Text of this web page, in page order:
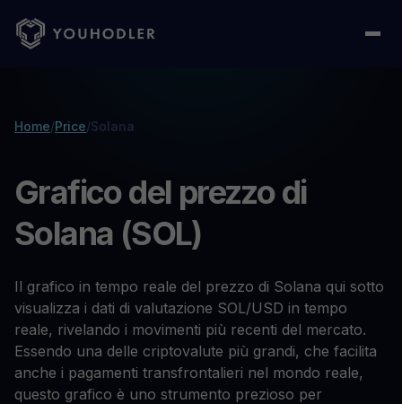
Home/Price/Solana
Grafico del prezzo di
Solana (SOL)
Il grafico in tempo reale del prezzo di Solana qui sotto
visualizza i dati di valutazione SOL/USD in tempo
reale, rivelando i movimenti più recenti del mercato.
Essendo una delle criptovalute più grandi, che facilita
anche i pagamenti transfrontalieri nel mondo reale,
questo grafico è uno strumento prezioso per